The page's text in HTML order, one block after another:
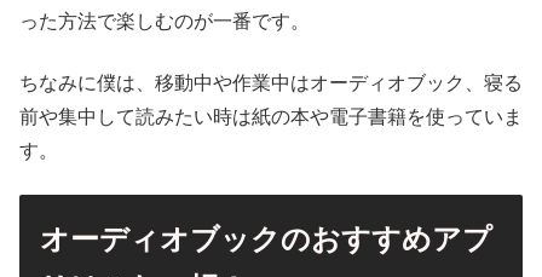
った方法で楽しむのが一番です。
ちなみに僕は、移動中や作業中はオーディオブック、寝る
前や集中して読みたい時は紙の本や電子書籍を使っていま
す。
オーディオブックのおすすめアプ